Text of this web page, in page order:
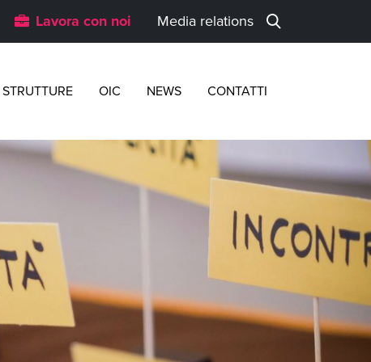
Lavora con noi Media relations
STRUTTURE OIC NEWS CONTATTI